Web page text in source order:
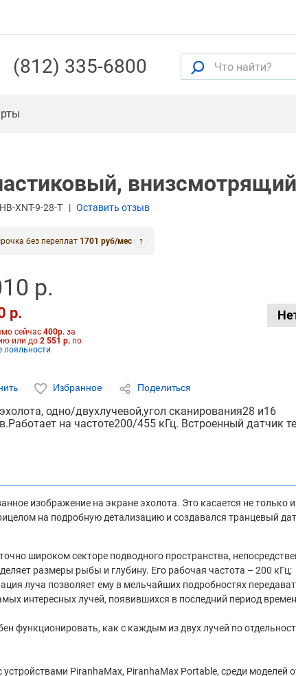
(812) 335-6800
HB-XNT-9-28-T Оставить отзыв
без переплат 1701 руб/мес ?
р.
р.
сейчас 400р. за
или до 2 551 р. по
лояльности
Избранное Поделиться
одно/двухлучевой,угол сканирования28 и16
на частоте200/455 кГц. Встроенный датчик
изображение на экране эхолота. Это касается не
на подробную детализацию и создавался транцевый
широком секторе подводного пространства,
размеры рыбы и глубину. Его рабочая частота – 200 кГц;
луча позволяет ему в мельчайших подробностях
интересных лучей, появившихся в последний период
функционировать, как с каждым из двух лучей по
PiranhaMax, PiranhaMax Portable, среди моделей